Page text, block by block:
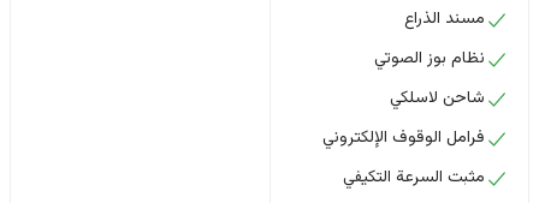
مسند الذراع
نظام بوز الصوتي
شاحن لاسلكي
فرامل الوقوف الإلكتروني
مثبت السرعة التكيفي